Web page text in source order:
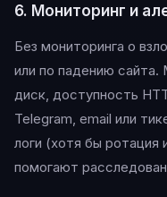
6. Мониторинг и
Без мониторинга о
или по падению сайта.
диск, доступность
Telegram, email или
логи (хотя бы ротация
помогают